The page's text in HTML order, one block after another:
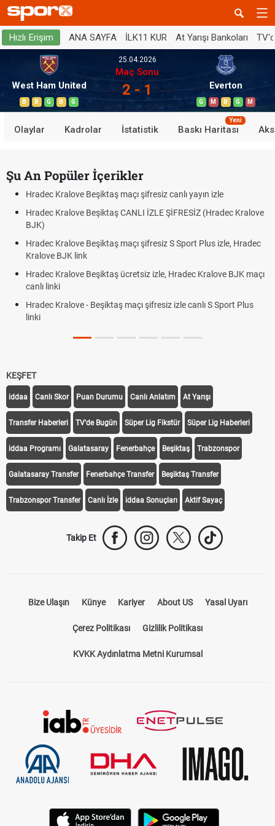
Hızlı Erişim ANA SAYFA İLK11 KUR At Yarışı Bankoları
West Ham United
B B G B G
25.04.2026
Maç Sonu
2 - 1 Everton
G M B G M
Olaylar Kadrolar İstatistik Baskı Haritası
Yeni
Şu An Popüler İçerikler
Hradec Kralove Beşiktaş maçı şifresiz canlı yayın izle
Hradec Kralove Beşiktaş CANLI İZLE ŞİFRESİZ (Hradec Kralove
BJK)
Hradec Kralove Beşiktaş maçı şifresiz S Sport Plus izle, Hradec
Kralove BJK link
Hradec Kralove Beşiktaş ücretsiz izle, Hradec Kralove BJK maçı
canlı linki
Hradec Kralove - Beşiktaş maçı şifresiz izle canlı S Sport Plus
linki
KEŞFET
iddaa Canlı Skor Puan Durumu Canlı Anlatım At Yarışı
Transfer Haberleri TV'de Bugün Süper Lig Fikstür Süper Lig Haberleri
iddaa Programı Galatasaray Fenerbahçe Beşiktaş Trabzonspor
Galatasaray Transfer Fenerbahçe Transfer Beşiktaş Transfer
Trabzonspor Transfer Canlı İzle iddaa Sonuçları Aktif Sayaç
Takip Et
Bize Ulaşın Künye Kariyer About US Yasal Uyarı
Çerez Politikası Gizlilik Politikası
KVKK Aydınlatma Metni Kurumsal